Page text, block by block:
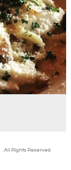
. All Rights Reserved.